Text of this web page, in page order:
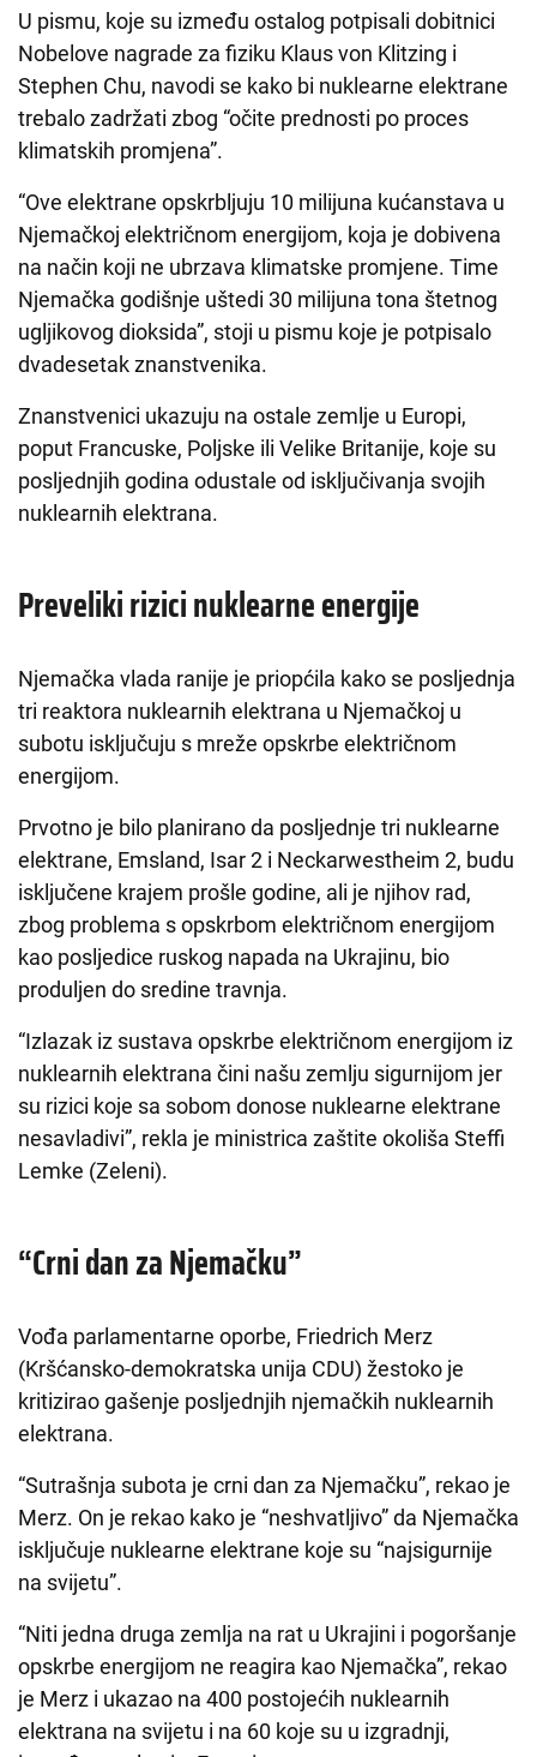
U pismu, koje su između ostalog potpisali dobitnici
Nobelove nagrade za fiziku Klaus von Klitzing i
Stephen Chu, navodi se kako bi nuklearne elektrane
trebalo zadržati zbog “očite prednosti po proces
klimatskih promjena”.
“Ove elektrane opskrbljuju 10 milijuna kućanstava u
Njemačkoj električnom energijom, koja je dobivena
na način koji ne ubrzava klimatske promjene. Time
Njemačka godišnje uštedi 30 milijuna tona štetnog
ugljikovog dioksida”, stoji u pismu koje je potpisalo
dvadesetak znanstvenika.
Znanstvenici ukazuju na ostale zemlje u Europi,
poput Francuske, Poljske ili Velike Britanije, koje su
posljednjih godina odustale od isključivanja svojih
nuklearnih elektrana.
Preveliki rizici nuklearne energije
Njemačka vlada ranije je priopćila kako se posljednja
tri reaktora nuklearnih elektrana u Njemačkoj u
subotu isključuju s mreže opskrbe električnom
energijom.
Prvotno je bilo planirano da posljednje tri nuklearne
elektrane, Emsland, Isar 2 i Neckarwestheim 2, budu
isključene krajem prošle godine, ali je njihov rad,
zbog problema s opskrbom električnom energijom
kao posljedice ruskog napada na Ukrajinu, bio
produljen do sredine travnja.
“Izlazak iz sustava opskrbe električnom energijom iz
nuklearnih elektrana čini našu zemlju sigurnijom jer
su rizici koje sa sobom donose nuklearne elektrane
nesavladivi”, rekla je ministrica zaštite okoliša Steffi
Lemke (Zeleni).
“Crni dan za Njemačku”
Vođa parlamentarne oporbe, Friedrich Merz
(Kršćansko-demokratska unija CDU) žestoko je
kritizirao gašenje posljednjih njemačkih nuklearnih
elektrana.
“Sutrašnja subota je crni dan za Njemačku”, rekao je
Merz. On je rekao kako je “neshvatljivo” da Njemačka
isključuje nuklearne elektrane koje su “najsigurnije
na svijetu”.
“Niti jedna druga zemlja na rat u Ukrajini i pogoršanje
opskrbe energijom ne reagira kao Njemačka”, rekao
je Merz i ukazao na 400 postojećih nuklearnih
elektrana na svijetu i na 60 koje su u izgradnji,